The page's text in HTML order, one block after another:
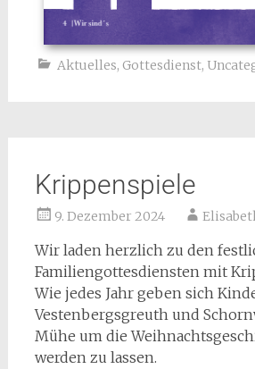
Aktuelles, Gottesdienst,
Krippenspiele
9. Dezember 2024
Wir laden herzlich zu den
Familiengottesdiensten mit
Wie jedes Jahr geben sich
Vestenbergsgreuth und
Mühe um die
werden zu lassen.